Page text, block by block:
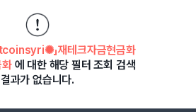
」재테크자금현금화
에 대한 해당 필터 조회 검색
결과가 없습니다.